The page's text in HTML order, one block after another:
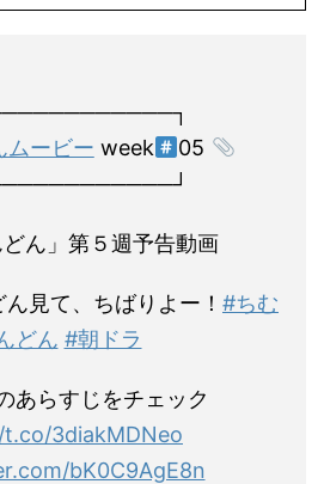
ムービー week
05
どん」第５週予告動画
見て、ちばりよー！ #ちむ
どん #朝ドラ
あらすじをチェック
3diakMDNeo
bK0C9AgE8n